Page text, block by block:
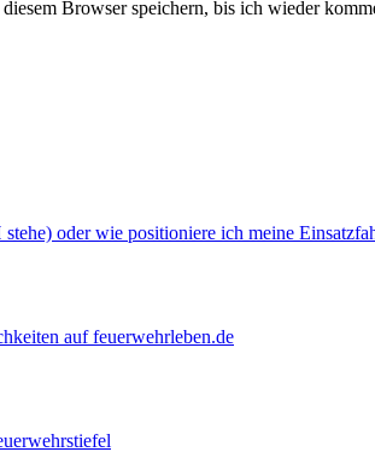
Browser speichern, bis ich wieder
oder wie positioniere ich meine
auf feuerwehrleben.de